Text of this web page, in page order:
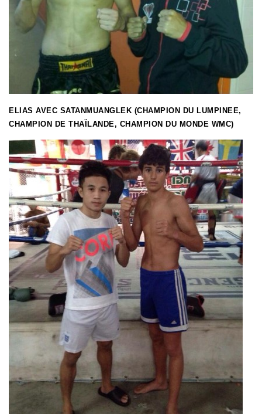
ELIAS AVEC SATANMUANGLEK (CHAMPION DU LUMPINEE,
CHAMPION DE THAÏLANDE, CHAMPION DU MONDE WMC)